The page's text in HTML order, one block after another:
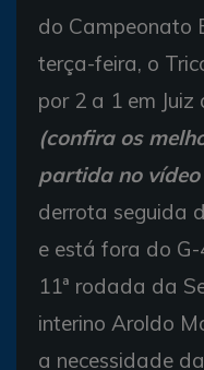
do Campeonato
terça-feira, o
por 2 a 1 em Juiz
(confira os
partida no
derrota seguida
e está fora do
11ª rodada da
interino Aroldo
a necessidade